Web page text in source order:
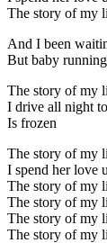
The story of my
And I been
But baby
The story of my
I drive all night
Is frozen
The story of my
I spend her love
The story of my
The story of my
The story of my
The story of my